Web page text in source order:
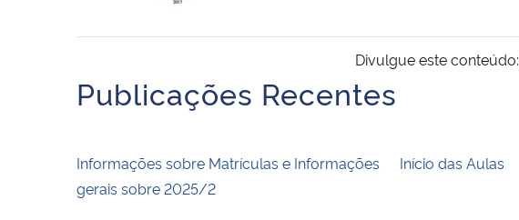
Divulgue este conteúdo:
Publicações Recentes
Informações sobre Matrículas e Informações
gerais sobre 2025/2
Início das Aulas